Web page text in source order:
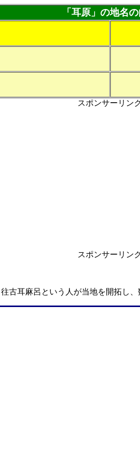
「耳原」の地名
スポンサーリン
スポンサーリン
古耳麻呂という人が当地を開拓し